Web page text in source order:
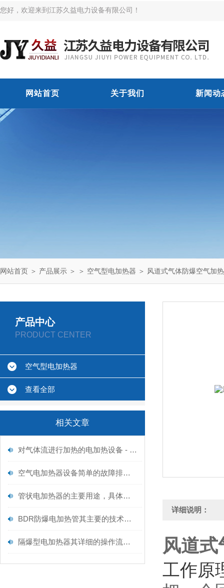
您好，欢迎来到江苏久益电力设备有限公司！
网站首页 关于我们 新闻动
网站首页 ＞ 产品展示 ＞ ＞ 空气型电加热器 ＞ 风道式气体防爆空气加
产品中心
PRODUCT CENTER
空气型电加热器
查看全部
相关文章
对气体流进行加热的电加热设备 - 空气型电加热器维护规范
空气电加热器设备简单的故障排除方法
管状电加热器的主要用途，具体如下！
BDR防爆电加热管其主要的技术特点如下
隔爆型电加热器其详细的操作流程如下
详细说明：
风道
工作原